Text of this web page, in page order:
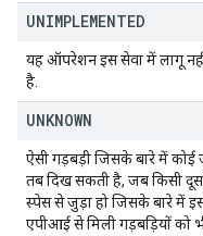
UNIMPLEMENTED
यह ऑपरेशन इस सेवा में लागू
है.
UNKNOWN
ऐसी गड़बड़ी जिसके बारे में कोई
तब दिख सकती है, जब किसी
स्पेस से जुड़ा हो जिसके बारे में
एपीआई से मिली गड़बड़ियों को